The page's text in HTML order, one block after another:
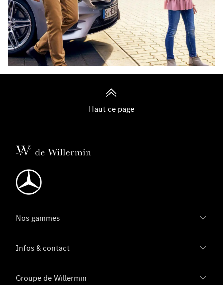
Haut de page
Nos gammes
Infos & contact
Groupe de Willermin